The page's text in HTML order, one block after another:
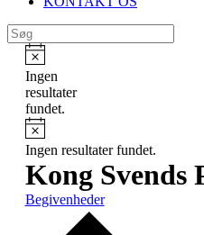
Ingen
resultater
fundet.
Ingen resultater fundet.
Kong Svends
Begivenheder